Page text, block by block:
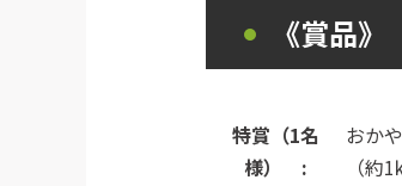
《賞品》
特賞（1名
様） :
おか
（約1